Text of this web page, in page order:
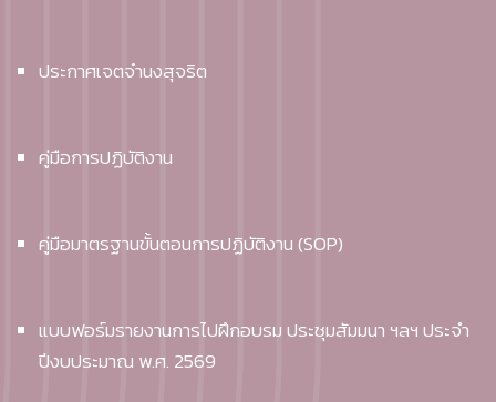
ประกาศเจตจำนงสุจริต
คู่มือการปฏิบัติงาน
คู่มือมาตรฐานขั้นตอนการปฏิบัติงาน (SOP)
แบบฟอร์มรายงานการไปฝึกอบรม ประชุมสัมมนา ฯลฯ ประจำ
ปีงบประมาณ พ.ศ. 2569